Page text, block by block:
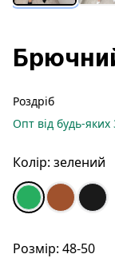
Роздріб
Опт від будь-яких
Колір: зелений
Розмір: 48-50